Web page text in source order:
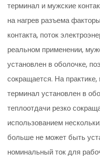
терминал и мужские
на нагрев разъема
контакта, поток
реальном применении,
установлен в оболочке,
сокращается. На
терминал установлен в
теплоотдачи резко
использованием
больше не может быть
номинальный ток для